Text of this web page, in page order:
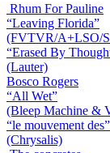
Rhum For Pauline
“Leaving Florida”
(FVTVR/A+LSO/
“Erased By
(Lauter)
Bosco Rogers
“All Wet”
(Bleep Machine &
“le mouvement des”
(Chrysalis)